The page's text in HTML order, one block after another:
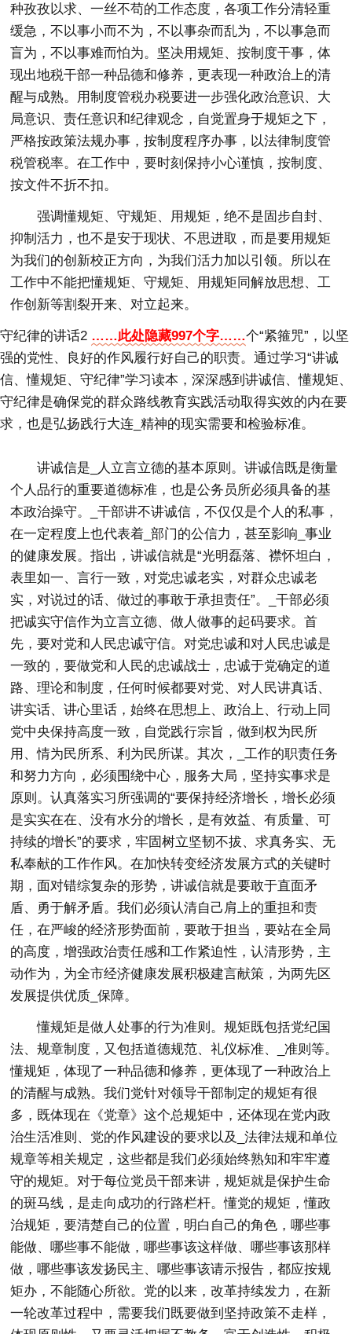
种孜孜以求、一丝不苟的工作态度，各项工作分清轻重
缓急，不以事小而不为，不以事杂而乱为，不以事急而
盲为，不以事难而怕为。坚决用规矩、按制度干事，体
现出地税干部一种品德和修养，更表现一种政治上的清
醒与成熟。用制度管税办税要进一步强化政治意识、大
局意识、责任意识和纪律观念，自觉置身于规矩之下，
严格按政策法规办事，按制度程序办事，以法律制度管
税管税率。在工作中，要时刻保持小心谨慎，按制度、
按文件不折不扣。
强调懂规矩、守规矩、用规矩，绝不是固步自封、
抑制活力，也不是安于现状、不思进取，而是要用规矩
为我们的创新校正方向，为我们活力加以引领。所以在
工作中不能把懂规矩、守规矩、用规矩同解放思想、工
作创新等割裂开来、对立起来。
守纪律的讲话2 ……此处隐藏997个字……个“紧箍咒”，以坚
强的党性、良好的作风履行好自己的职责。通过学习“讲诚
信、懂规矩、守纪律”学习读本，深深感到讲诚信、懂规矩、
守纪律是确保党的群众路线教育实践活动取得实效的内在要
求，也是弘扬践行大连_精神的现实需要和检验标准。
讲诚信是_人立言立德的基本原则。讲诚信既是衡量
个人品行的重要道德标准，也是公务员所必须具备的基
本政治操守。_干部讲不讲诚信，不仅仅是个人的私事，
在一定程度上也代表着_部门的公信力，甚至影响_事业
的健康发展。指出，讲诚信就是“光明磊落、襟怀坦白，
表里如一、言行一致，对党忠诚老实，对群众忠诚老
实，对说过的话、做过的事敢于承担责任”。_干部必须
把诚实守信作为立言立德、做人做事的起码要求。首
先，要对党和人民忠诚守信。对党忠诚和对人民忠诚是
一致的，要做党和人民的忠诚战士，忠诚于党确定的道
路、理论和制度，任何时候都要对党、对人民讲真话、
讲实话、讲心里话，始终在思想上、政治上、行动上同
党中央保持高度一致，自觉践行宗旨，做到权为民所
用、情为民所系、利为民所谋。其次，_工作的职责任务
和努力方向，必须围绕中心，服务大局，坚持实事求是
原则。认真落实习所强调的“要保持经济增长，增长必须
是实实在在、没有水分的增长，是有效益、有质量、可
持续的增长”的要求，牢固树立坚韧不拔、求真务实、无
私奉献的工作作风。在加快转变经济发展方式的关键时
期，面对错综复杂的形势，讲诚信就是要敢于直面矛
盾、勇于解矛盾。我们必须认清自己肩上的重担和责
任，在严峻的经济形势面前，要敢于担当，要站在全局
的高度，增强政治责任感和工作紧迫性，认清形势，主
动作为，为全市经济健康发展积极建言献策，为两先区
发展提供优质_保障。
懂规矩是做人处事的行为准则。规矩既包括党纪国
法、规章制度，又包括道德规范、礼仪标准、_准则等。
懂规矩，体现了一种品德和修养，更体现了一种政治上
的清醒与成熟。我们党针对领导干部制定的规矩有很
多，既体现在《党章》这个总规矩中，还体现在党内政
治生活准则、党的作风建设的要求以及_法律法规和单位
规章等相关规定，这些都是我们必须始终熟知和牢牢遵
守的规矩。对于每位党员干部来讲，规矩就是保护生命
的斑马线，是走向成功的行路栏杆。懂党的规矩，懂政
治规矩，要清楚自己的位置，明白自己的角色，哪些事
能做、哪些事不能做，哪些事该这样做、哪些事该那样
做，哪些事该发扬民主、哪些事该请示报告，都应按规
矩办，不能随心所欲。党的以来，改革持续发力，在新
一轮改革过程中，需要我们既要做到坚持政策不走样，